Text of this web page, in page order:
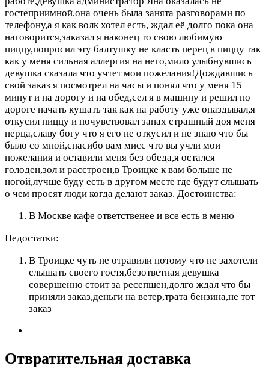
гостеприимной,она очень была занята разговорами по
телефону,а я как волк хотел есть, ждал её долго пока она
наговорится,заказал я наконец то свою любимую
пиццу,попросил эту балтушку не класть перец в пиццу так
как у меня сильная аллергия на него,мило улыбнувшись
девушка сказала что учтет мои пожелания!Дождавшись
свой заказ я посмотрел на часы и понял что у меня 15
минут и на дорогу и на обед,сел я в машину и решил по
дороге начать кушать так как на работу уже опаздывал,я
откусил пиццу и почувствовал запах страшный доя меня
перца,славу богу что я его не откусил и не знаю что бы
было со мной,спасибо вам мисс что вы учли мои
пожелания и оставили меня без обеда,я остался
голоден,зол и расстроен,в Троицке к вам больше не
ногой,лучше буду есть в другом месте где будут слышать
о чем просят люди когда делают заказ. Достоинства:
В Москве кафе ответственее и все есть в меню
Недостатки:
В Троицке чуть не отравили потому что не захотели
слышать своего гостя,безответная девушка
совершенно стоит за ресепшен,долго ждал что бы
приняли заказ,деньги на ветер,трата бензина,не тот
заказ
Отвратительная доставка